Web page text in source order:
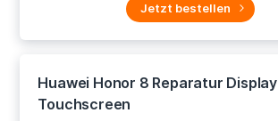
Jetzt bestellen
Huawei Honor 8 Reparatur Display
Touchscreen